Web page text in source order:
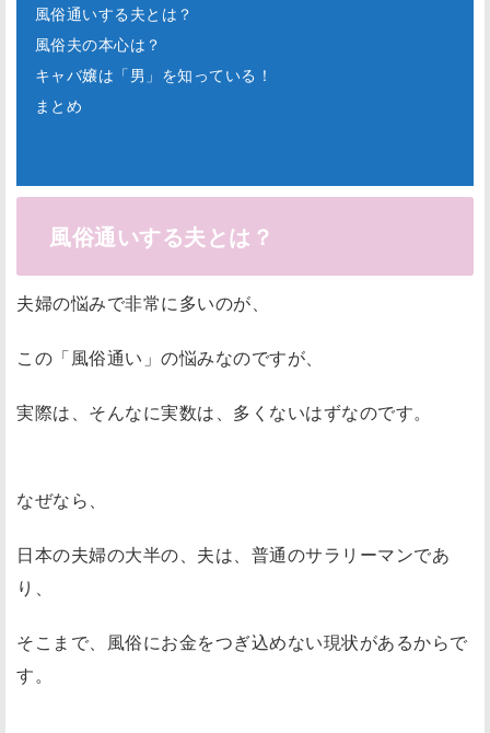
風俗通いする夫とは？
風俗夫の本心は？
キャバ嬢は「男」を知っている！
まとめ
風俗通いする夫とは？
夫婦の悩みで非常に多いのが、
この「風俗通い」の悩みなのですが、
実際は、そんなに実数は、多くないはずなのです。
なぜなら、
日本の夫婦の大半の、夫は、普通のサラリーマンであ
り、
そこまで、風俗にお金をつぎ込めない現状があるからで
す。